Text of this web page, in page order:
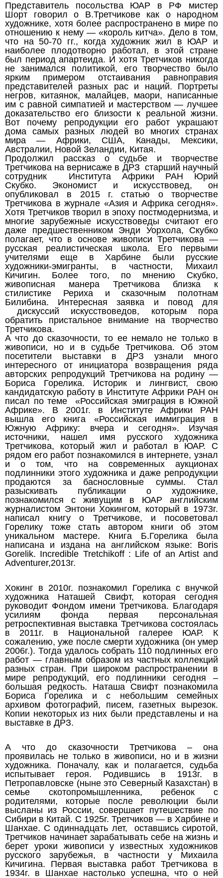
Представитель посольства ЮАР в РФ мистер
Шорт говорил о В.Третчикове как о народном
художнике, хотя более распространено в мире по
отношению к нему — «король китча». Дело в том,
что на 50-70 гг., когда художник жил в ЮАР и
наиболее плодотворно работал, в этой стране
был период апартеида. И хотя Третчиков никогда
не занимался политикой, его творчество было
ярким примером отстаивания равноправия
представителей разных рас и наций. Портреты
негров, китаянок, малайцев, маори, написанные
им с равной симпатией и мастерством — лучшее
доказательство его близости к реальной жизни.
Вот почему репродукции его работ украшают
дома самых разных людей во многих странах
мира — Африки, США, Канады, Мексики,
Австралии, Новой Зеландии, Китая.
Продолжил рассказ о судьбе и творчестве
Третчикова на вернисаже в ДРЗ старший научный
сотрудник Института Африки РАН Юрий
Скубко. Экономист и искусствовед, он
опубликовал в 2015 г. статью о творчестве
Третчикова в журнале «Азия и Африка сегодня».
Хотя Третчиков творил в эпоху постмодернизма, и
многие зарубежные искусствоведы считают его
даже предшественником Энди Уорхола, Скубко
полагает, что в основе живописи Третчикова —
русская реалистическая школа. Его первыми
учителями еще в Харбине были русские
художники-эмигранты, в частности, Михаил
Кичигин. Более того, по мнению Скубко,
живописная манера Третчикова близка к
стилистике Рериха и сказочным полотнам
Билибина. Интересная заявка и повод для
дискуссий искусствоведов, которым пора
обратить пристальное внимание на творчество
Третчикова.
А что до сказочности, то ее немало не только в
живописи, но и в судьбе Третчикова. Об этом
посетители выставки в ДРЗ узнали много
интересного от инициатора возвращения ряда
авторских репродукций Третчикова на родину —
Бориса Горелика. Историк и лингвист, свою
кандидатскую работу в Институте Африки РАН он
писал по теме «Российская эмиграция в Южной
Африке». В 2001г. в Институте Африки РАН
вышла его книга «Российская иммиграция в
Южную Африку: вчера и сегодня». Изучая
источники, нашел имя русского художника
Третчикова, который жил и работал в ЮАР. С
рядом его работ познакомился в интернете, узнал
и о том, что на современных аукционах
подлинники этого художника и даже репродукции
продаются за баснословные суммы. Стал
разыскивать публикации о художнике,
познакомился с живущим в ЮАР английским
журналистом Энтони Хокингом, который в 1973г.
написал книгу о Третчикове, и посоветовал
Горелику тоже стать автором книги об этом
уникальном мастере. Книга Б.Горелика была
написана и издана на английском языке: Boris
Gorelik. Incredible Tretchikoff : Life of an Artist and
Adventurer,2013г.
Хокинг в 2010г. познакомил Горелика с внучкой
художника Наташей Свифт, которая сегодня
руководит Фондом имени Третчикова. Благодаря
усилиям фонда первая персональная
ретроспективная выставка Третчикова состоялась
в 2011г. в Национальной галерее ЮАР. К
сожалению, уже после смерти художника (он умер
2006г.). Тогда удалось собрать 110 подлинных его
работ — главным образом из частных коллекций
разных стран. При широком распространении в
мире репродукций, его подлинники сегодня –
большая редкость. Наташа Свифт познакомила
Бориса Горелика и с небольшим семейных
архивом фотографий, писем, газетных вырезок.
Копии некоторых из них были представлены и на
выставке в ДРЗ.
А что до сказочности Третчикова – она
проявилась не только в живописи, но и в жизни
художника. Поначалу, как и полагается, судьба
испытывает героя. Родившись в 1913г. в
Петропавловске (ныне это Северный Казахстан) в
семье скотопромышленника, ребенок с
родителями, которые после революции были
высланы из России, совершает путешествие по
Сибири в Китай. С 1925г. Третчиков — в Харбине и
Шанхае. С одиннадцать лет, оставшись сиротой,
Третчиков начинает зарабатывать себе на жизнь и
берет уроки живописи у известных художников
русского зарубежья, в частности у Михаила
Кичигина. Первая выставка работ Третчикова в
1934г. в Шанхае настолько успешна, что о ней